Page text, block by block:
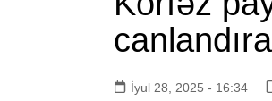
İyul 28, 2025 - 16:34